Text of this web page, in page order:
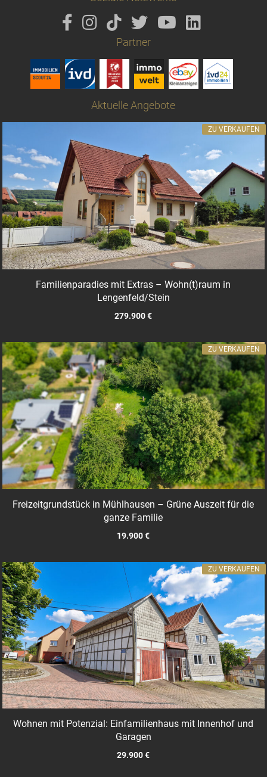
Partner
Aktuelle Angebote
Familienparadies mit Extras – Wohn(t)raum in
Lengenfeld/Stein
279.900 €
ZU VERKAUFEN
Freizeitgrundstück in Mühlhausen – Grüne Auszeit für die
ganze Familie
19.900 €
ZU VERKAUFEN
Wohnen mit Potenzial: Einfamilienhaus mit Innenhof und
Garagen
29.900 €
ZU VERKAUFEN